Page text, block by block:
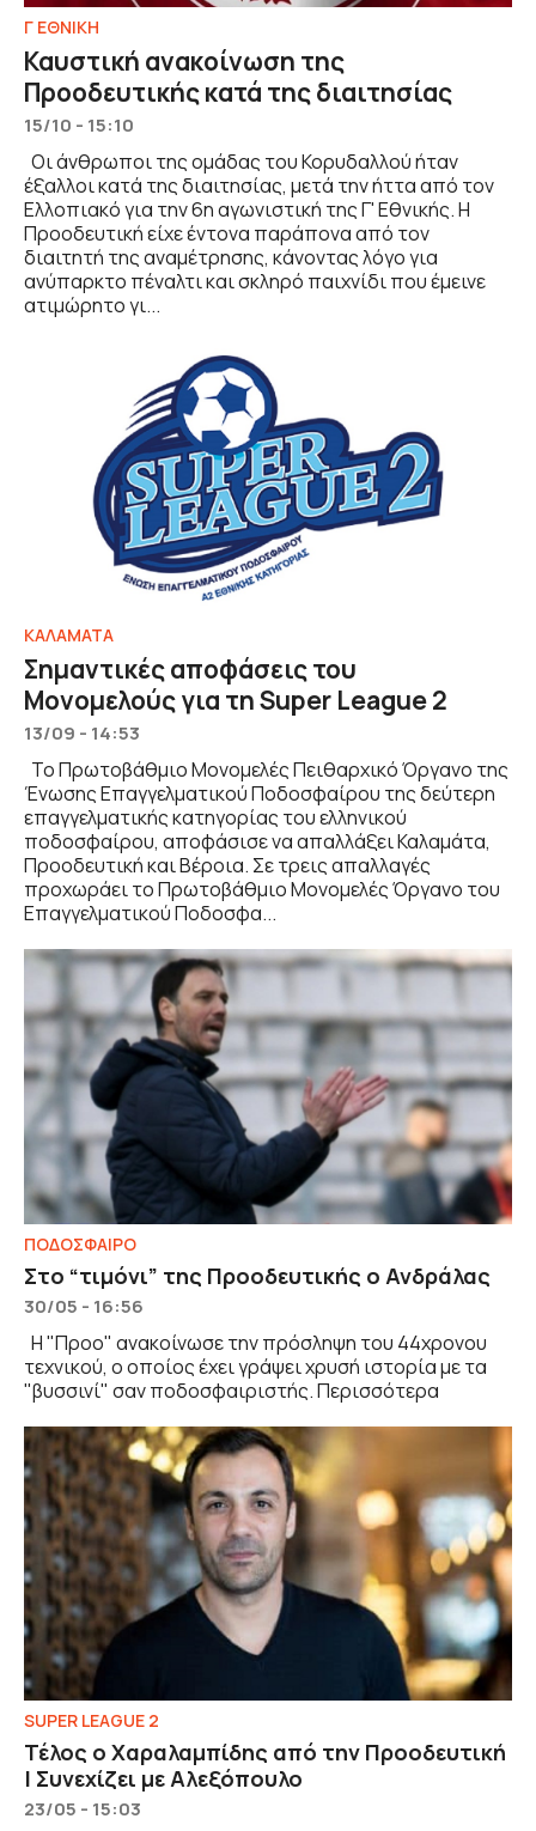
Γ ΕΘΝΙΚΗ
Καυστική ανακοίνωση της
Προοδευτικής κατά της διαιτησίας
15/10 - 15:10
Οι άνθρωποι της ομάδας του Κορυδαλλού ήταν
έξαλλοι κατά της διαιτησίας, μετά την ήττα από τον
Ελλοπιακό για την 6η αγωνιστική της Γ' Εθνικής. Η
Προοδευτική είχε έντονα παράπονα από τον
διαιτητή της αναμέτρησης, κάνοντας λόγο για
ανύπαρκτο πέναλτι και σκληρό παιχνίδι που έμεινε
ατιμώρητο γι...
ΚΑΛΑΜΑΤΑ
Σημαντικές αποφάσεις του
Μονομελούς για τη Super League 2
13/09 - 14:53
Το Πρωτοβάθμιο Μονομελές Πειθαρχικό Όργανο της
Ένωσης Επαγγελματικού Ποδοσφαίρου της δεύτερη
επαγγελματικής κατηγορίας του ελληνικού
ποδοσφαίρου, αποφάσισε να απαλλάξει Καλαμάτα,
Προοδευτική και Βέροια. Σε τρεις απαλλαγές
προχωράει το Πρωτοβάθμιο Μονομελές Όργανο του
Επαγγελματικού Ποδοσφα...
ΠΟΔΟΣΦΑΙΡΟ
Στο “τιμόνι” της Προοδευτικής ο Ανδράλας
30/05 - 16:56
Η "Προο" ανακοίνωσε την πρόσληψη του 44χρονου
τεχνικού, ο οποίος έχει γράψει χρυσή ιστορία με τα
"βυσσινί" σαν ποδοσφαιριστής. Περισσότερα
SUPER LEAGUE 2
Τέλος ο Χαραλαμπίδης από την Προοδευτική
| Συνεχίζει με Αλεξόπουλο
23/05 - 15:03